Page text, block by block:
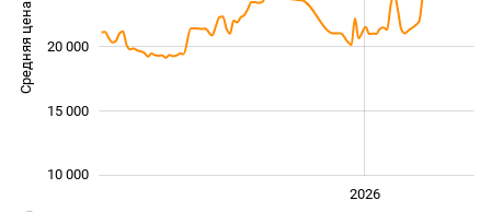
Средняя цена 14 000
10 000
20 000
15 000
2026